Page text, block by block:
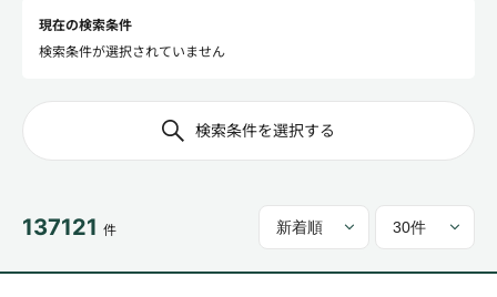
現在の検索条件
検索条件が選択されていません
検索条件を選択する
137121 件